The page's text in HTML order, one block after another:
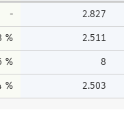
- 2.827
% 2.511
% 8
% 2.503